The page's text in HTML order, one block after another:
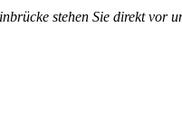
stehen Sie direkt vor